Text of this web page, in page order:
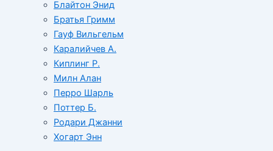
Блайтон Энид
Братья Гримм
Гауф Вильгельм
Каралийчев А.
Киплинг Р.
Милн Алан
Перро Шарль
Поттер Б.
Родари Джанни
Хогарт Энн